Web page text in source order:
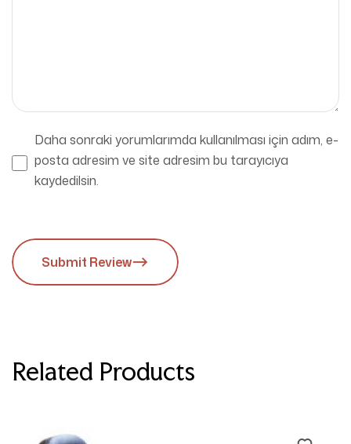
Daha sonraki yorumlarımda kullanılması için adım, e-
posta adresim ve site adresim bu tarayıcıya
kaydedilsin.
Submit Review
Related Products